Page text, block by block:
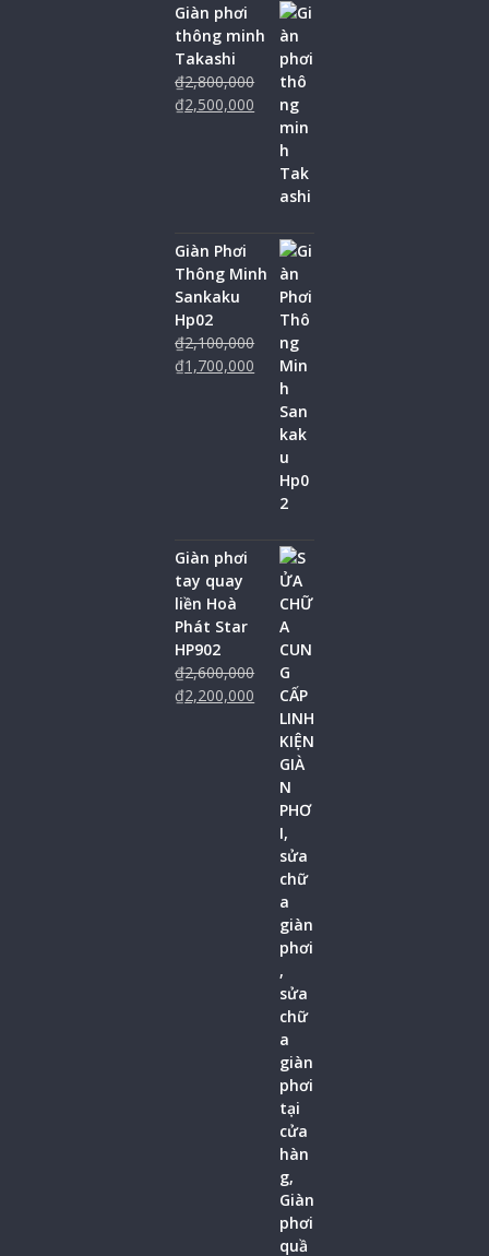
Giàn phơi
thông minh
Takashi
₫2,800,000
₫2,500,000
Giàn Phơi
Thông Minh
Sankaku
Hp02
₫2,100,000
₫1,700,000
Giàn phơi
tay quay
liền Hoà
Phát Star
HP902
₫2,600,000
₫2,200,000